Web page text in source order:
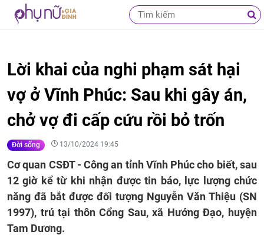
Lời khai của nghi phạm sát hại
vợ ở Vĩnh Phúc: Sau khi gây án,
chở vợ đi cấp cứu rồi bỏ trốn
Đời sống 13/10/2024 19:45
Cơ quan CSĐT - Công an tỉnh Vĩnh Phúc cho biết, sau
12 giờ kể từ khi nhận được tin báo, lực lượng chức
năng đã bắt được đối tượng Nguyễn Văn Thiệu (SN
1997), trú tại thôn Cổng Sau, xã Hướng Đạo, huyện
Tam Dương.